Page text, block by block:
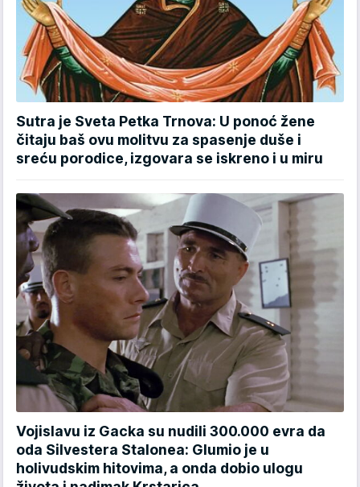
Sutra je Sveta Petka Trnova: U ponoć žene
čitaju baš ovu molitvu za spasenje duše i
sreću porodice, izgovara se iskreno i u miru
Vojislavu iz Gacka su nudili 300.000 evra da
oda Silvestera Stalonea: Glumio je u
holivudskim hitovima, a onda dobio ulogu